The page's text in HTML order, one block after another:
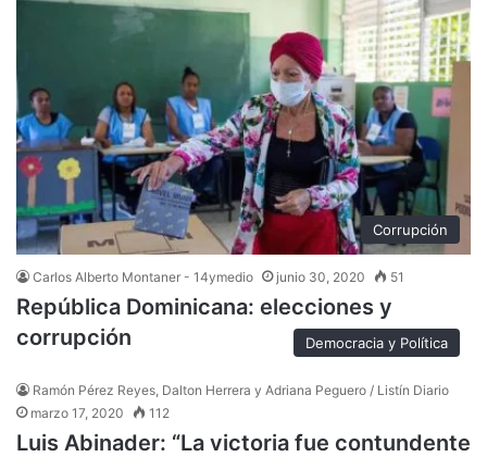
Corrupción
Carlos Alberto Montaner - 14ymedio junio 30, 2020 51
República Dominicana: elecciones y
corrupción
Democracia y Política
Ramón Pérez Reyes, Dalton Herrera y Adriana Peguero / Listín Diario
marzo 17, 2020
112
Luis Abinader: “La victoria fue contundente